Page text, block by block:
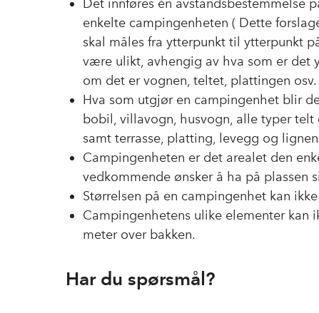
Det innføres én avstandsbestemmelse
enkelte campingenheten ( Dette
skal måles fra ytterpunkt til ytterpunkt
være ulikt, avhengig av hva som er det
om det er vognen, teltet, plattingen osv.
Hva som utgjør en campingenhet blir
bobil, villavogn, husvogn, alle typer
samt terrasse, platting, levegg og
Campingenheten er det arealet den
vedkommende ønsker å ha på plassen
Størrelsen på en campingenhet kan
Campingenhetens ulike elementer kan
meter over bakken.
Har du spørsmål?